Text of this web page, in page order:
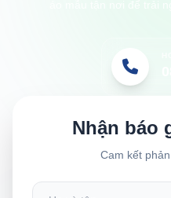
Nhận báo
Cam kết